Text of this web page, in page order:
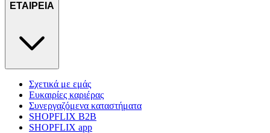
ΕΤΑΙΡΕΙΑ
Σχετικά με εμάς
Ευκαιρίες καριέρας
Συνεργαζόμενα καταστήματα
SHOPFLIX B2B
SHOPFLIX app